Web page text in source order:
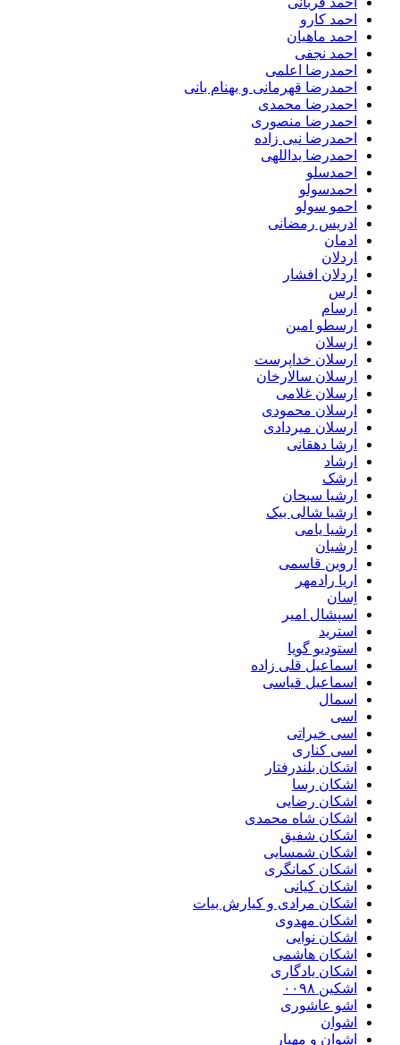
احمد کارو
احمد ماهیان
احمد نجفی
احمدرضا اعلمی
احمدرضا قهرمانی و بهنام بانی
احمدرضا محمدی
احمدرضا منصوری
احمدرضا نبی زاده
احمدرضا یداللهی
احمدسلو
احمدسولو
احمو سولو
ادریس رمضانی
ادمان
اردلان
اردلان افشار
ارس
ارسام
ارسطو امین
ارسلان
ارسلان خداپرست
ارسلان سالارخان
ارسلان غلامی
ارسلان محمودی
ارسلان میردادی
ارشا دهقانی
ارشاد
ارشک
ارشیا سبحان
ارشیا شالی بیک
ارشیا یامی
ارشیان
اروین قاسمی
اریا رادمهر
اِسان
اسپشال امیر
استرید
استودیو گویا
اسماعیل قلی زاده
اسماعیل قیاسی
اسمال
اسی
اسی خیراتی
اسی کناری
اشکان بلندرفتار
اشکان رسا
اشکان رضایی
اشکان شاه محمدی
اشکان شفیق
اشکان شمسایی
اشکان‌ کمانگری
اشکان کیانی
اشکان مرادی و کیارش بیات
اشکان مهدوی
اشکان نوایی
اشکان هاشمی
اشکان یادگاری
اشکین ۰۰۹۸
اشو عاشوری
اشوان
اشوان و مهیار